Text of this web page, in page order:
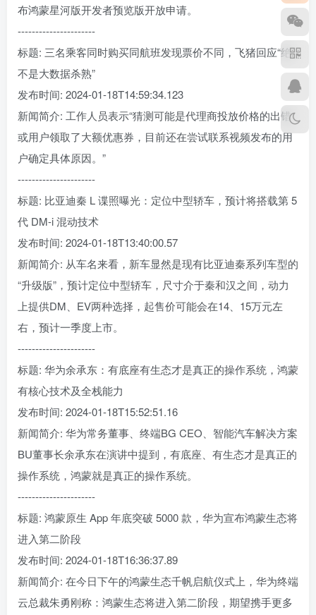
布鸿蒙星河版开发者预览版开放申请。
----------------------
标题: 三名乘客同时购买同航班发现票价不同，飞猪回应“绝
不是大数据杀熟”
发布时间: 2024-01-18T14:59:34.123
新闻简介: 工作人员表示“猜测可能是代理商投放价格的出错
或用户领取了大额优惠券，目前还在尝试联系视频发布的用
户确定具体原因。”
----------------------
标题: 比亚迪秦 L 谍照曝光：定位中型轿车，预计将搭载第 5
代 DM-i 混动技术
发布时间: 2024-01-18T13:40:00.57
新闻简介: 从车名来看，新车显然是现有比亚迪秦系列车型的
“升级版”，预计定位中型轿车，尺寸介于秦和汉之间，动力
上提供DM、EV两种选择，起售价可能会在14、15万元左
右，预计一季度上市。
----------------------
标题: 华为余承东：有底座有生态才是真正的操作系统，鸿蒙
有核心技术及全栈能力
发布时间: 2024-01-18T15:52:51.16
新闻简介: 华为常务董事、终端BG CEO、智能汽车解决方案
BU董事长余承东在演讲中提到，有底座、有生态才是真正的
操作系统，鸿蒙就是真正的操作系统。
----------------------
标题: 鸿蒙原生 App 年底突破 5000 款，华为宣布鸿蒙生态将
进入第二阶段
发布时间: 2024-01-18T16:36:37.89
新闻简介: 在今日下午的鸿蒙生态千帆启航仪式上，华为终端
云总裁朱勇刚称：鸿蒙生态将进入第二阶段，期望携手更多